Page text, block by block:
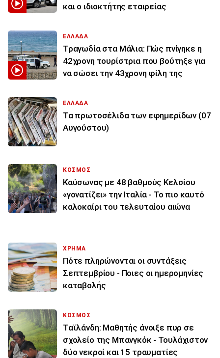
και ο ιδιοκτήτης εταιρείας
ΕΛΛΑΔΑ
Τραγωδία στα Μάλια: Πώς πνίγηκε η
42χρονη τουρίστρια που βούτηξε για
να σώσει την 43χρονη φίλη της
ΕΛΛΑΔΑ
Τα πρωτοσέλιδα των εφημερίδων (07
Αυγούστου)
ΚΟΣΜΟΣ
Καύσωνας με 48 βαθμούς Κελσίου
«γονατίζει» την Ιταλία - Το πιο καυτό
καλοκαίρι του τελευταίου αιώνα
ΧΡΗΜΑ
Πότε πληρώνονται οι συντάξεις
Σεπτεμβρίου - Ποιες οι ημερομηνίες
καταβολής
ΚΟΣΜΟΣ
Ταϊλάνδη: Μαθητής άνοιξε πυρ σε
σχολείο της Μπανγκόκ - Τουλάχιστον
δύο νεκροί και 15 τραυματίες